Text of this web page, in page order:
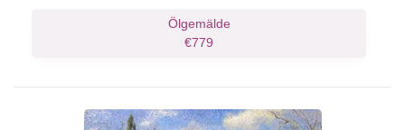
Ölgemälde
€779